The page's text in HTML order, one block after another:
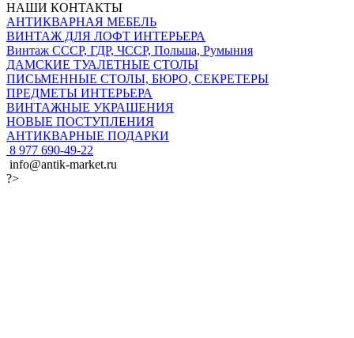
НАШИ КОНТАКТЫ
АНТИКВАРНАЯ МЕБЕЛЬ
ВИНТАЖ ДЛЯ ЛОФТ ИНТЕРЬЕРА
Винтаж СССР, ГДР, ЧССР, Польша, Румыния
ДАМСКИЕ ТУАЛЕТНЫЕ СТОЛЫ
ПИСЬМЕННЫЕ СТОЛЫ, БЮРО, СЕКРЕТЕРЫ
ПРЕДМЕТЫ ИНТЕРЬЕРА
ВИНТАЖНЫЕ УКРАШЕНИЯ
НОВЫЕ ПОСТУПЛЕНИЯ
АНТИКВАРНЫЕ ПОДАРКИ
8 977 690-49-22
info@antik-market.ru
?>